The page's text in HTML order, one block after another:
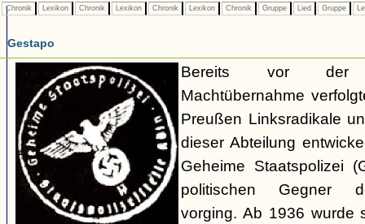
Chronik Lexikon Chronik Lexikon Chronik Lexikon Chronik Gruppe Lied Gruppe
Gestapo
Bereits vor der
Machtübernahme
Preußen Linksradikale
dieser Abteilung
Geheime Staatspolizei
politischen Gegner
vorging. Ab 1936 wurde